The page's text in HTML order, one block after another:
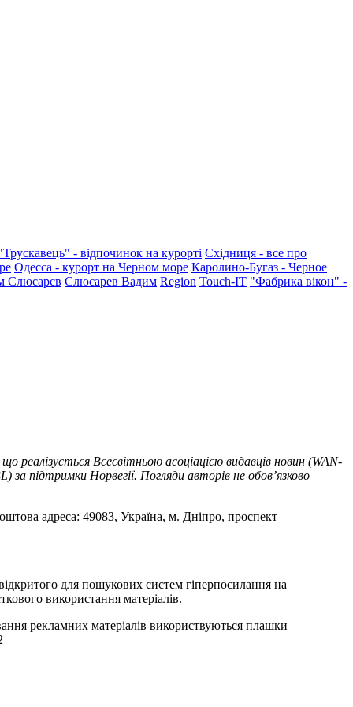
- відпочинок на курорті Східниця - все про
Одесса - курорт на Черном море Каролино-Бугаз - Черное
Слюсарєв Слюсарев Вадим Region Touch-IT "Фабрика вікон" -
Всесвітньою асоціацією видавців новин (WAN-
підтримки Норвегії. Погляди авторів не обов’язково
адреса: 49083, Україна, м. Дніпро, проспект
для пошукових систем гіперпосилання на
використання матеріалів.
рекламних матеріалів використвуються плашки